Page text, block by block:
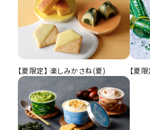
京都北山倶楽部（夏）S
茶の菓 8枚入
ほろほろ佇古礼糖 お濃茶
円（税込）
ナッツクッキー 祇園このみ 10個
【夏限定】 楽しみかさね(夏) 【夏